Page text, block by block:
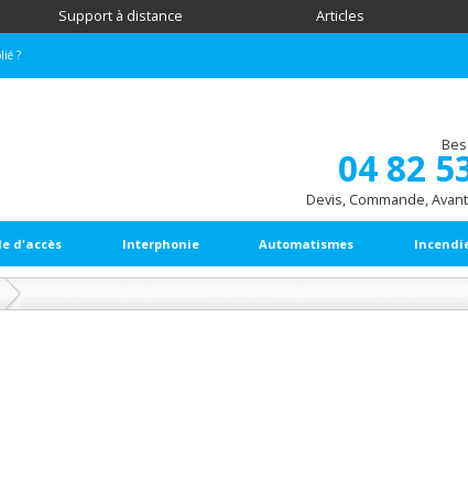
Support à distance Articles
?
04 82
Devis, Commande,
d'accès Interphonie Automatismes